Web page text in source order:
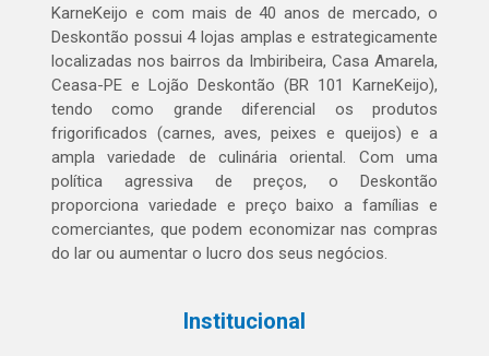
KarneKeijo e com mais de 40 anos de mercado, o
Deskontão possui 4 lojas amplas e estrategicamente
localizadas nos bairros da Imbiribeira, Casa Amarela,
Ceasa-PE e Lojão Deskontão (BR 101 KarneKeijo),
tendo como grande diferencial os produtos
frigorificados (carnes, aves, peixes e queijos) e a
ampla variedade de culinária oriental. Com uma
política agressiva de preços, o Deskontão
proporciona variedade e preço baixo a famílias e
comerciantes, que podem economizar nas compras
do lar ou aumentar o lucro dos seus negócios.
Institucional